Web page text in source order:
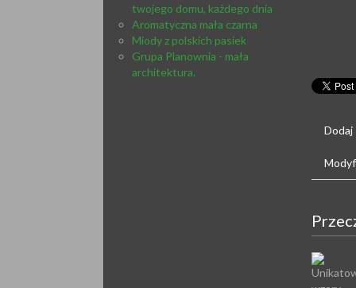
twojego domu, każdego dnia
Aromatyczna mała czarna
Miody z polskich pasiek
Grupa Planownia - mała
architektura.
Dodaj